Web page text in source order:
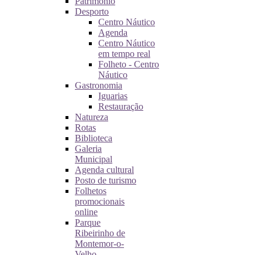
Desporto
Centro Náutico
Agenda
Centro Náutico
em tempo real
Folheto - Centro
Náutico
Gastronomia
Iguarias
Restauração
Natureza
Rotas
Biblioteca
Galeria
Municipal
Agenda cultural
Posto de turismo
Folhetos
promocionais
online
Parque
Ribeirinho de
Montemor-o-